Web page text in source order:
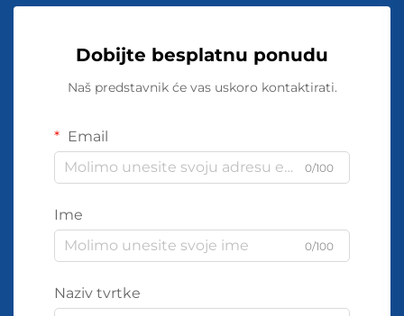
Dobijte besplatnu ponudu
Naš predstavnik će vas uskoro kontaktirati.
Email
0/100
Ime
0/100
Naziv tvrtke